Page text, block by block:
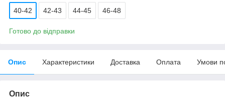
40-42 42-43 44-45 46-48
Готово до відправки
Опис Характеристики Доставка Оплата Умови
Опис